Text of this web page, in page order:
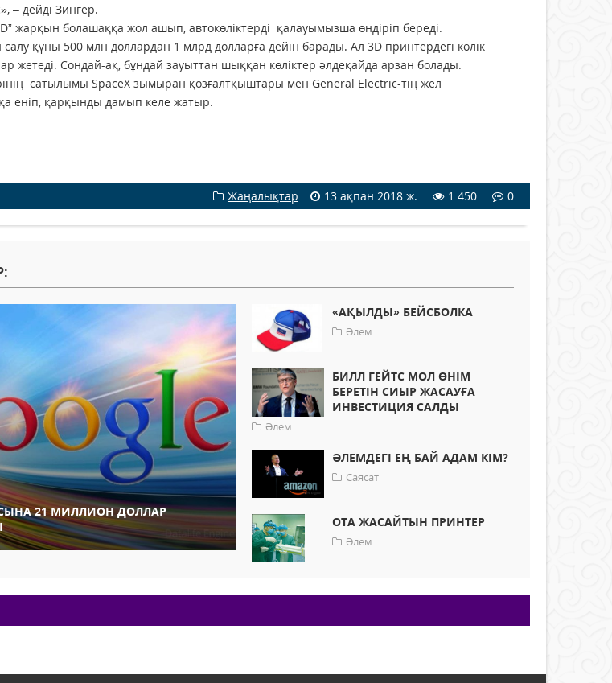
– дейді Зингер.
жарқын болашаққа жол ашып, автокөліктерді қалауымызша өндіріп береді.
құны 500 млн доллардан 1 млрд долларға дейін барады. Ал 3D принтердегі көлік
жетеді. Сондай-ақ, бұндай зауыттан шыққан көліктер әлдеқайда арзан болады.
сатылымы SpaceX зымыран қозғалтқыштары мен General Electric-тің жел
еніп, қарқынды дамып келе жатыр.
Жаңалықтар
13 ақпан 2018 ж. 1 450 0
21 МИЛЛИОН ДОЛЛАР
«АҚЫЛДЫ» БЕЙСБОЛКА
Әлем
БИЛЛ ГЕЙТС МОЛ ӨНІМ
БЕРЕТІН СИЫР ЖАСАУҒА
ИНВЕСТИЦИЯ САЛДЫ
Әлем
ӘЛЕМДЕГІ ЕҢ БАЙ АДАМ КІМ?
Саясат
ОТА ЖАСАЙТЫН ПРИНТЕР
Әлем